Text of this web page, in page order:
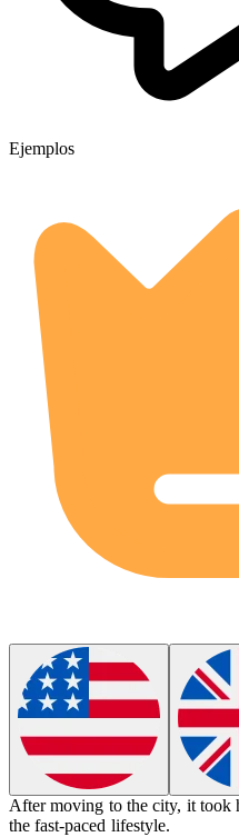
Ejemplos
After moving to the city, it took
the fast-paced lifestyle.